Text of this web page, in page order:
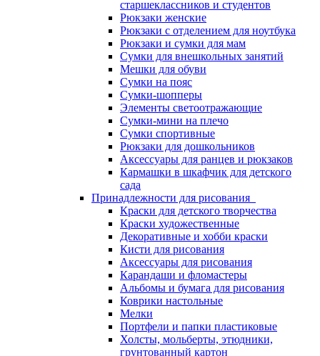
старшеклассников и студентов
Рюкзаки женские
Рюкзаки с отделением для ноутбука
Рюкзаки и сумки для мам
Сумки для внешкольных занятий
Мешки для обуви
Сумки на пояс
Сумки-шопперы
Элементы светоотражающие
Сумки-мини на плечо
Сумки спортивные
Рюкзаки для дошкольников
Аксессуары для ранцев и рюкзаков
Кармашки в шкафчик для детского
сада
Принадлежности для рисования
Краски для детского творчества
Краски художественные
Декоративные и хобби краски
Кисти для рисования
Аксессуары для рисования
Карандаши и фломастеры
Альбомы и бумага для рисования
Коврики настольные
Мелки
Портфели и папки пластиковые
Холсты, мольберты, этюдники,
грунтованный картон